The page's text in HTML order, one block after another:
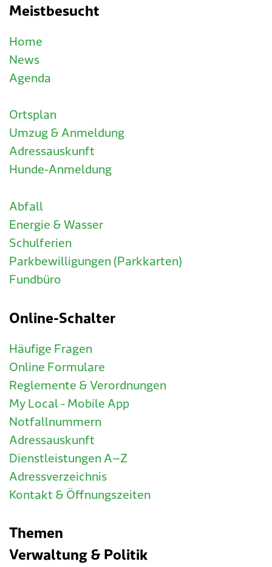
Meistbesucht
Home
News
Agenda
Ortsplan
Umzug & Anmeldung
Adressauskunft
Hunde-Anmeldung
Abfall
Energie & Wasser
Schulferien
Parkbewilligungen (Parkkarten)
Fundbüro
Online-Schalter
Häufige Fragen
Online Formulare
Reglemente & Verordnungen
My Local - Mobile App
Notfallnummern
Adressauskunft
Dienstleistungen A–Z
Adressverzeichnis
Kontakt & Öffnungszeiten
Themen
Verwaltung & Politik